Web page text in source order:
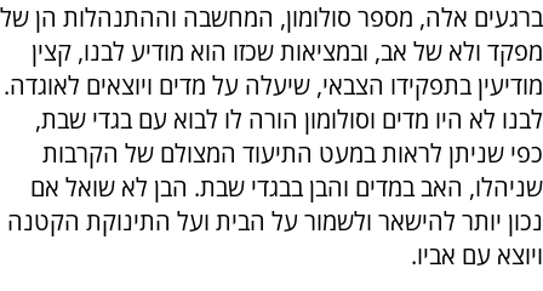
ברגעים אלה, מספר סולומון, המחשבה וההתנהלות הן של
מפקד ולא של אב, ובמציאות שכזו הוא מודיע לבנו, קצין
מודיעין בתפקידו הצבאי, שיעלה על מדים ויוצאים לאוגדה.
לבנו לא היו מדים וסולומון הורה לו לבוא עם בגדי שבת,
כפי שניתן לראות במעט התיעוד המצולם של הקרבות
שניהלו, האב במדים והבן בבגדי שבת. הבן לא שואל אם
נכון יותר להישאר ולשמור על הבית ועל התינוקת הקטנה
ויוצא עם אביו.